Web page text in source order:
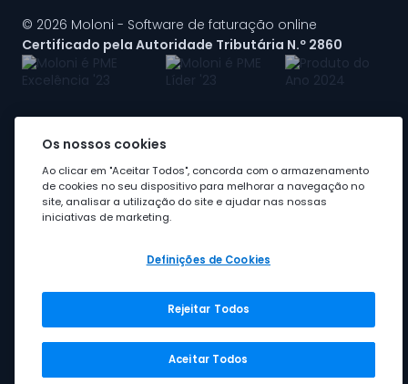
© 2026 Moloni - Software de faturação online
Certificado pela Autoridade Tributária N.º 2860
A Moloni faz parte dogrupo Visma
Grupo Visma
Visma em Portugal
Os nossos cookies
Ao clicar em "Aceitar Todos", concorda com o armazenamento
de cookies no seu dispositivo para melhorar a navegação no
site, analisar a utilização do site e ajudar nas nossas
iniciativas de marketing.
Definições de Cookies
Rejeitar Todos
Aceitar Todos